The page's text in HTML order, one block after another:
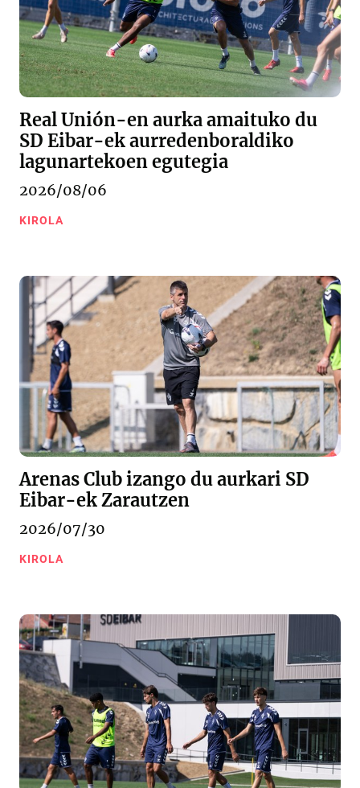
Real Unión-en aurka amaituko du
SD Eibar-ek aurredenboraldiko
lagunartekoen egutegia
2026/08/06
KIROLA
Arenas Club izango du aurkari SD
Eibar-ek Zarautzen
2026/07/30
KIROLA